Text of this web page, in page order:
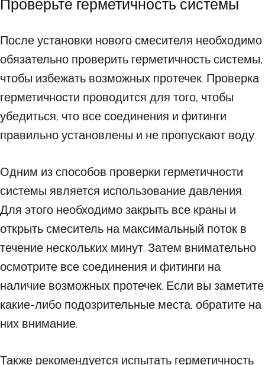
Проверьте герметичность системы
После установки нового смесителя необходимо
обязательно проверить герметичность системы,
чтобы избежать возможных протечек. Проверка
герметичности проводится для того, чтобы
убедиться, что все соединения и фитинги
правильно установлены и не пропускают воду.
Одним из способов проверки герметичности
системы является использование давления.
Для этого необходимо закрыть все краны и
открыть смеситель на максимальный поток в
течение нескольких минут. Затем внимательно
осмотрите все соединения и фитинги на
наличие возможных протечек. Если вы заметите
какие-либо подозрительные места, обратите на
них внимание.
Также рекомендуется испытать герметичность